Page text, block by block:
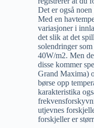
Det er også
Med en
variasjoner i
det slik at det
solendringer
40W/m2. Men
disse kommer
Grand Maxima)
børse opp
karakteristika
utjevnes
forskjeller er